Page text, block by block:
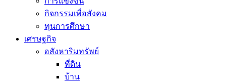
กิจกรรมเพื่อสังคม
ทุนการศึกษา
เศรษฐกิจ
อสังหาริมทรัพย์
ที่ดิน
บ้าน